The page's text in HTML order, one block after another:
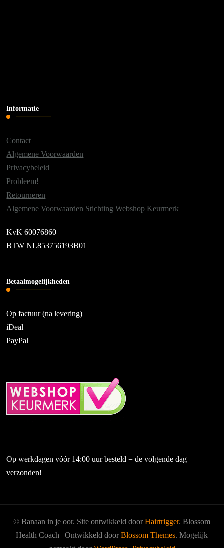
Informatie
Contact
Algemene Voorwaarden
Privacybeleid
Probleem!
Retourneren
Algemene Voorwaarden Stichting Webshop Keurmerk
KvK 60076860
BTW NL853756193B01
Betaalmogelijkheden
Op factuur (na levering)
iDeal
PayPal
Op werkdagen vóór 14:00 uur besteld = de volgende dag
verzonden!
© Banaan in je oor. Site ontwikkeld doorHairtrigger. Blossom
Health Coach | Ontwikkeld doorBlossom Themes. Mogelijk